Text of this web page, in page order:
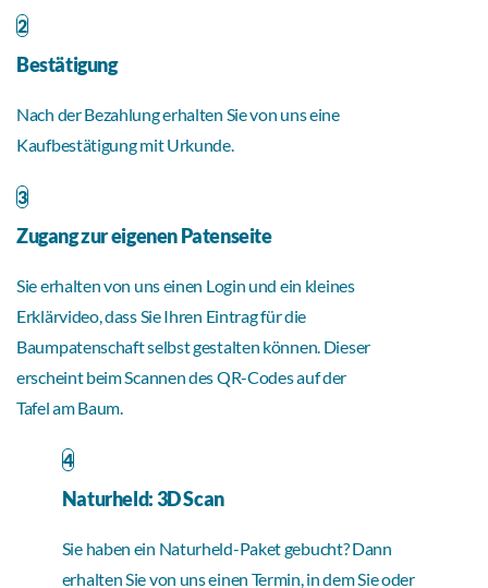
2
Bestätigung
Nach der Bezahlung erhalten Sie von uns eine
Kaufbestätigung mit Urkunde.
3
Zugang zur eigenen Patenseite
Sie erhalten von uns einen Login und ein kleines
Erklärvideo, dass Sie Ihren Eintrag für die
Baumpatenschaft selbst gestalten können. Dieser
erscheint beim Scannen des QR-Codes auf der
Tafel am Baum.
4
Naturheld: 3D Scan
Sie haben ein Naturheld-Paket gebucht? Dann
erhalten Sie von uns einen Termin, in dem Sie oder